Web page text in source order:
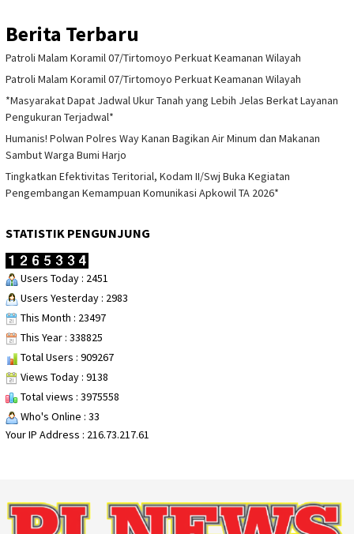
Berita Terbaru
Patroli Malam Koramil 07/Tirtomoyo Perkuat Keamanan Wilayah
Patroli Malam Koramil 07/Tirtomoyo Perkuat Keamanan Wilayah
*Masyarakat Dapat Jadwal Ukur Tanah yang Lebih Jelas Berkat Layanan
Pengukuran Terjadwal*
Humanis! Polwan Polres Way Kanan Bagikan Air Minum dan Makanan
Sambut Warga Bumi Harjo
Tingkatkan Efektivitas Teritorial, Kodam II/Swj Buka Kegiatan
Pengembangan Kemampuan Komunikasi Apkowil TA 2026*
STATISTIK PENGUNJUNG
Users Today : 2451
Users Yesterday : 2983
This Month : 23497
This Year : 338825
Total Users : 909267
Views Today : 9138
Total views : 3975558
Who's Online : 33
Your IP Address : 216.73.217.61